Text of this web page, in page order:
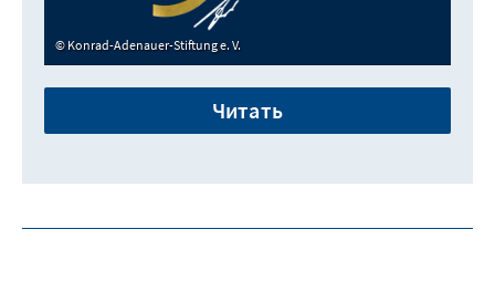
Konrad-Adenauer-Stiftung e. V.
Читать